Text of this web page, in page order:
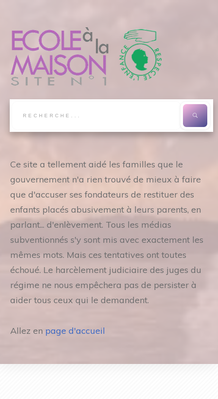
Ce site a tellement aidé les familles que le
gouvernement n'a rien trouvé de mieux à faire
que d'accuser ses fondateurs de restituer des
enfants placés abusivement à leurs parents, en
parlant... d'enlèvement. Tous les médias
subventionnés s'y sont mis avec exactement les
mêmes mots. Mais ces tentatives ont toutes
échoué. Le harcèlement judiciaire des juges du
régime ne nous empêchera pas de persister à
aider tous ceux qui le demandent.
Allez en page d'accueil